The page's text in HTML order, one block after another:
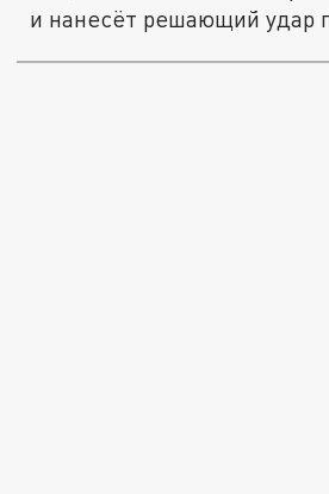
и нанесёт решающий удар